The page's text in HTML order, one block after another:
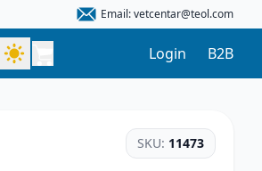
Email: vetcentar@teol.com
Login B2B
SKU: 11473